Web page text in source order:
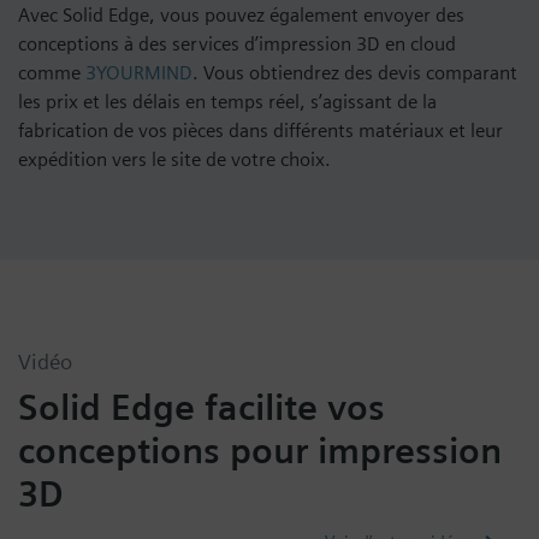
Avec Solid Edge, vous pouvez également envoyer des
conceptions à des services d’impression 3D en cloud
comme 3YOURMIND. Vous obtiendrez des devis comparant
les prix et les délais en temps réel, s’agissant de la
fabrication de vos pièces dans différents matériaux et leur
expédition vers le site de votre choix.
Vidéo
Solid Edge facilite vos
conceptions pour impression
3D